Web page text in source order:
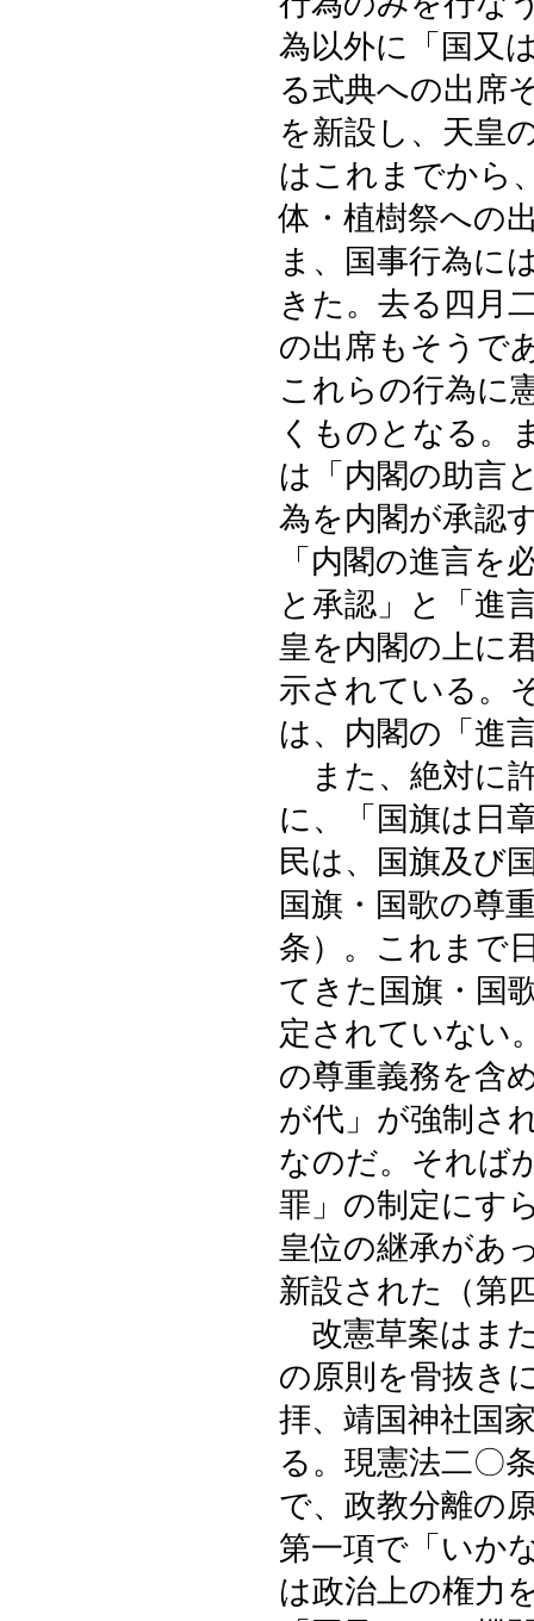
為以外に「国又
る式典への出席
を新設し、天皇
はこれまでから
体・植樹祭への
ま、国事行為に
きた。去る四月
の出席もそうで
これらの行為に
くものとなる。
は「内閣の助言
為を内閣が承認
「内閣の進言を
と承認」と「進
皇を内閣の上に
示されている。
は、内閣の「進
また、絶対に
に、「国旗は日
民は、国旗及び
国旗・国歌の尊
条）。これまで
てきた国旗・国
定されていない
の尊重義務を含
が代」が強制さ
なのだ。それば
罪」の制定にす
皇位の継承があ
新設された（第
改憲草案はま
の原則を骨抜き
拝、靖国神社国
る。現憲法二〇
で、政教分離の
第一項で「いか
は政治上の権力